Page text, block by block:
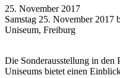
25. November 2017
Samstag 25. November 2017
Uniseum, Freiburg
Die Sonderausstellung in den
Uniseums bietet einen